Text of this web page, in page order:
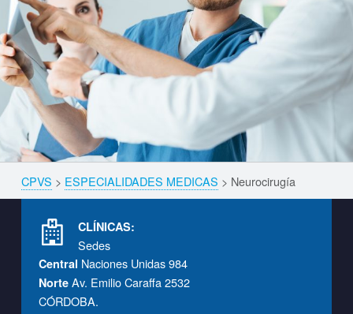
Breadcrumbs navigation
CPVS > ESPECIALIDADES MEDICAS > Neurocirugía
CLÍNICAS:
Sedes
Central Naciones Unidas 984
Norte Av. Emilio Caraffa 2532
CÓRDOBA.